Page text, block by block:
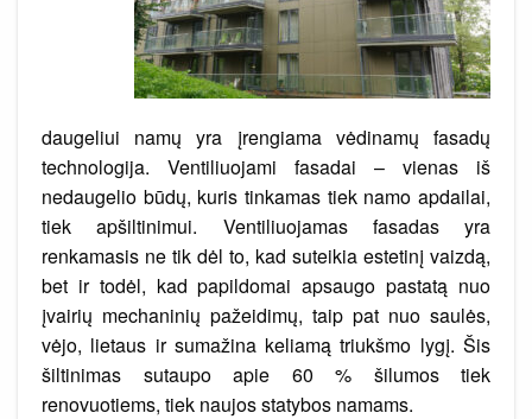
daugeliui namų yra įrengiama vėdinamų fasadų
technologija. Ventiliuojami fasadai – vienas iš
nedaugelio būdų, kuris tinkamas tiek namo apdailai,
tiek apšiltinimui. Ventiliuojamas fasadas yra
renkamasis ne tik dėl to, kad suteikia estetinį vaizdą,
bet ir todėl, kad papildomai apsaugo pastatą nuo
įvairių mechaninių pažeidimų, taip pat nuo saulės,
vėjo, lietaus ir sumažina keliamą triukšmo lygį. Šis
šiltinimas sutaupo apie 60 % šilumos tiek
renovuotiems, tiek naujos statybos namams.